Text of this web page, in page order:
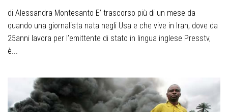
di Alessandra Montesanto E’ trascorso più di un mese da
quando una giornalista nata negli Usa e che vive in Iran, dove da
25anni lavora per l’emittente di stato in lingua inglese Presstv,
è...